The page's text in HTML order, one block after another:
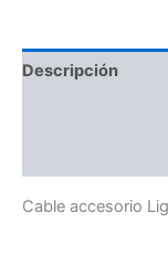
Descripción
Cable accesorio